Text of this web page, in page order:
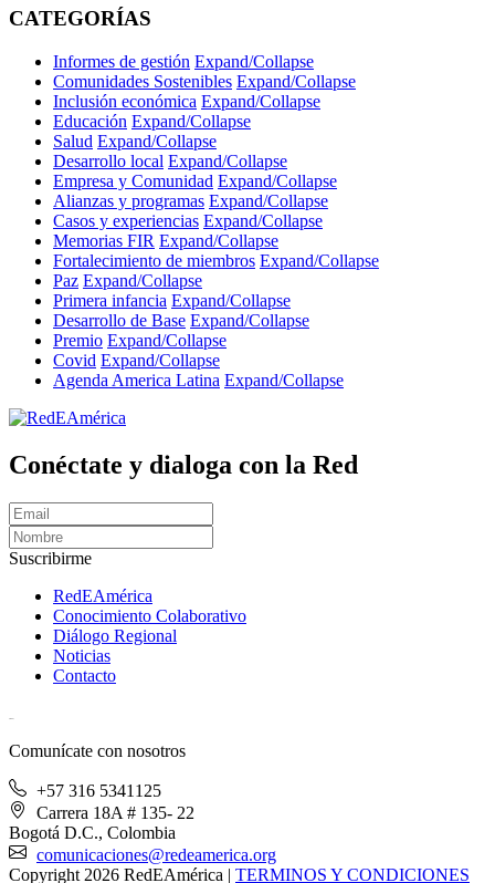
CATEGORÍAS
Informes de gestión Expand/Collapse
Comunidades Sostenibles Expand/Collapse
Inclusión económica Expand/Collapse
Educación Expand/Collapse
Salud Expand/Collapse
Desarrollo local Expand/Collapse
Empresa y Comunidad Expand/Collapse
Alianzas y programas Expand/Collapse
Casos y experiencias Expand/Collapse
Memorias FIR Expand/Collapse
Fortalecimiento de miembros Expand/Collapse
Paz Expand/Collapse
Primera infancia Expand/Collapse
Desarrollo de Base Expand/Collapse
Premio Expand/Collapse
Covid Expand/Collapse
Agenda America Latina Expand/Collapse
Conéctate y dialoga con la Red
Suscribirme
RedEAmérica
Conocimiento Colaborativo
Diálogo Regional
Noticias
Contacto
Comunícate con nosotros
+57 316 5341125
Carrera 18A # 135- 22
Bogotá D.C., Colombia
comunicaciones@redeamerica.org
Copyright 2026 RedEAmérica | TERMINOS Y CONDICIONES